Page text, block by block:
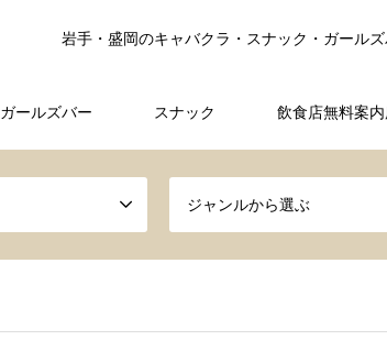
岩手・盛岡のキャバクラ・スナック・ガール
ガールズバー スナック 飲食店無料案
ジャンルから選ぶ